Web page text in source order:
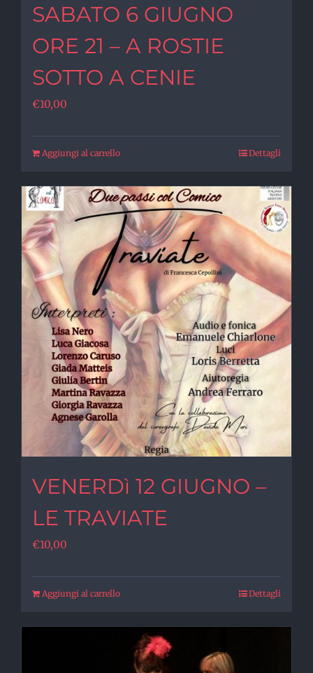
SABATO 6 GIUGNO
ORE 21 – A ROSTIE
SOTTO A CENIE
€10,00
Aggiungi al carrello Dettagli
VENERDì 12 GIUGNO –
LE TRAVIATE
€10,00
Aggiungi al carrello Dettagli